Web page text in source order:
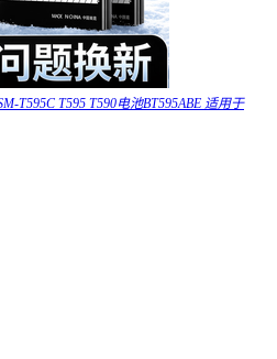
T595C T595 T590电池BT595ABE 适用于